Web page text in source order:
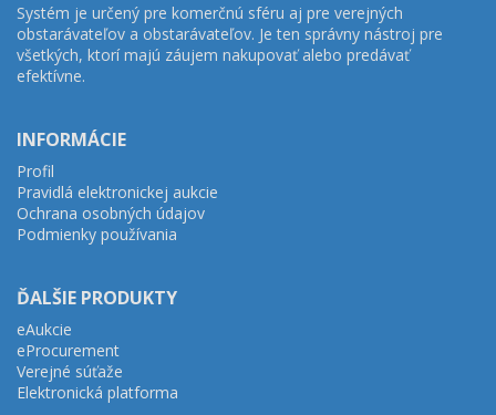
Systém je určený pre komerčnú sféru aj pre verejných
obstarávateľov a obstarávateľov. Je ten správny nástroj pre
všetkých, ktorí majú záujem nakupovať alebo predávať
efektívne.
INFORMÁCIE
Profil
Pravidlá elektronickej aukcie
Ochrana osobných údajov
Podmienky používania
ĎALŠIE PRODUKTY
eAukcie
eProcurement
Verejné súťaže
Elektronická platforma